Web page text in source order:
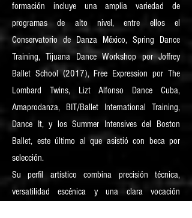
formación incluye una amplia variedad de
programas de alto nivel, entre ellos el
Conservatorio de Danza México, Spring Dance
Training, Tijuana Dance Workshop por Joffrey
Ballet School (2017), Free Expression por The
Lombard Twins, Lizt Alfonso Dance Cuba,
Amaprodanza, BIT/Ballet International Training,
Dance It, y los Summer Intensives del Boston
Ballet, este último al que asistió con beca por
selección.
Su perfil artístico combina precisión técnica,
versatilidad escénica y una clara vocación